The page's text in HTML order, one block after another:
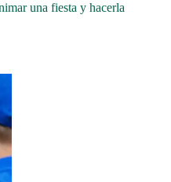
una fiesta y hacerla